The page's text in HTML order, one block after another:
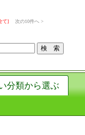
て] 次の10件へ >
分類から選ぶ